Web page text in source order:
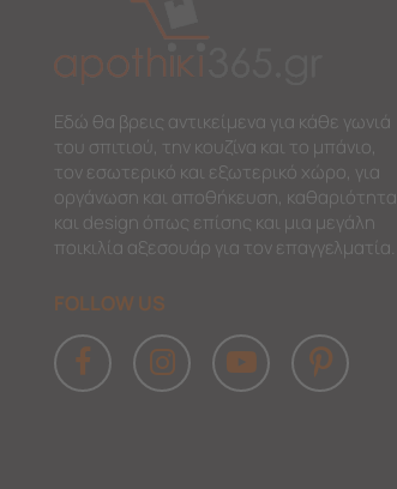
Εδώ θα βρεις αντικείμενα για κάθε γωνιά
του σπιτιού, την κουζίνα και το μπάνιο,
τον εσωτερικό και εξωτερικό χώρο, για
οργάνωση και αποθήκευση, καθαριότητα
και design όπως επίσης και μια μεγάλη
ποικιλία αξεσουάρ για τον επαγγελματία.
FOLLOW US